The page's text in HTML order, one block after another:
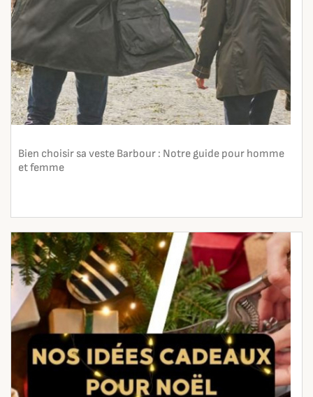
Bien choisir sa veste Barbour : Notre guide pour homme
et femme